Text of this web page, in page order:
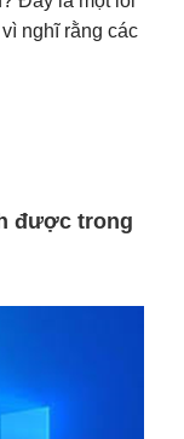
nghĩ rằng các
được trong